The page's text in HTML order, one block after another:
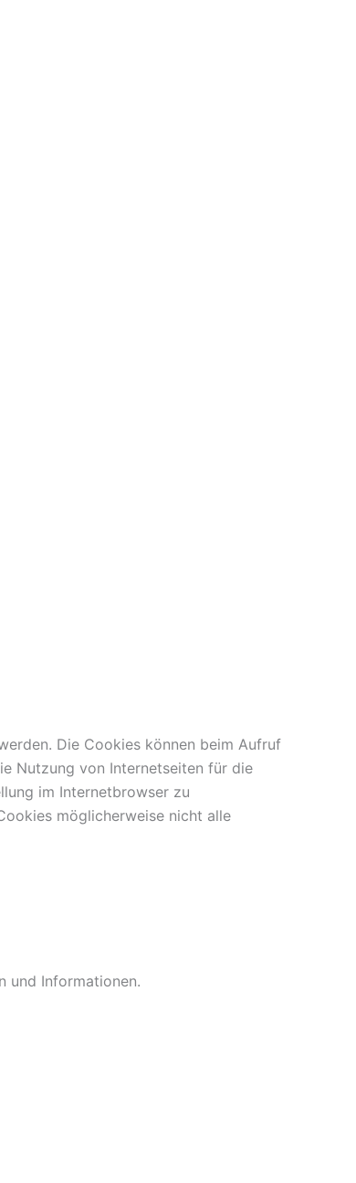
Die Cookies können beim Aufruf
Nutzung von Internetseiten für die
im Internetbrowser zu
möglicherweise nicht alle
und Informationen.